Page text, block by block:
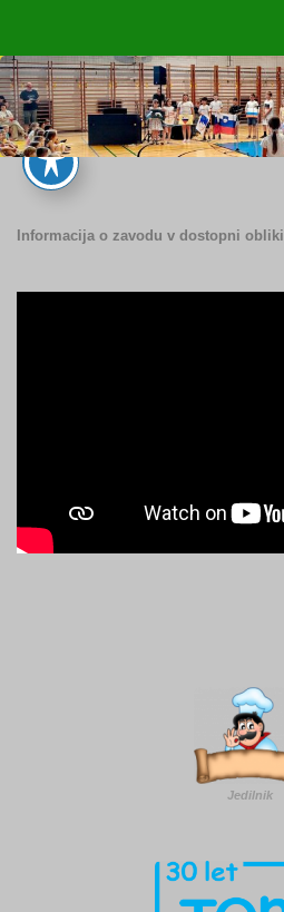
Informacija o zavodu v dostopni obliki
Jedilnik